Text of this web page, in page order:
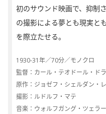
初のサウンド映画で、抑制
の撮影による夢とも現実と
を際立たせる。
1930-31年／70分／モノクロ
監督：カール・テオドール・ド
原作：ジョゼフ・シェルダン・
撮影：ルドルフ・マテ
音楽：ウォルフガング・ツェラー